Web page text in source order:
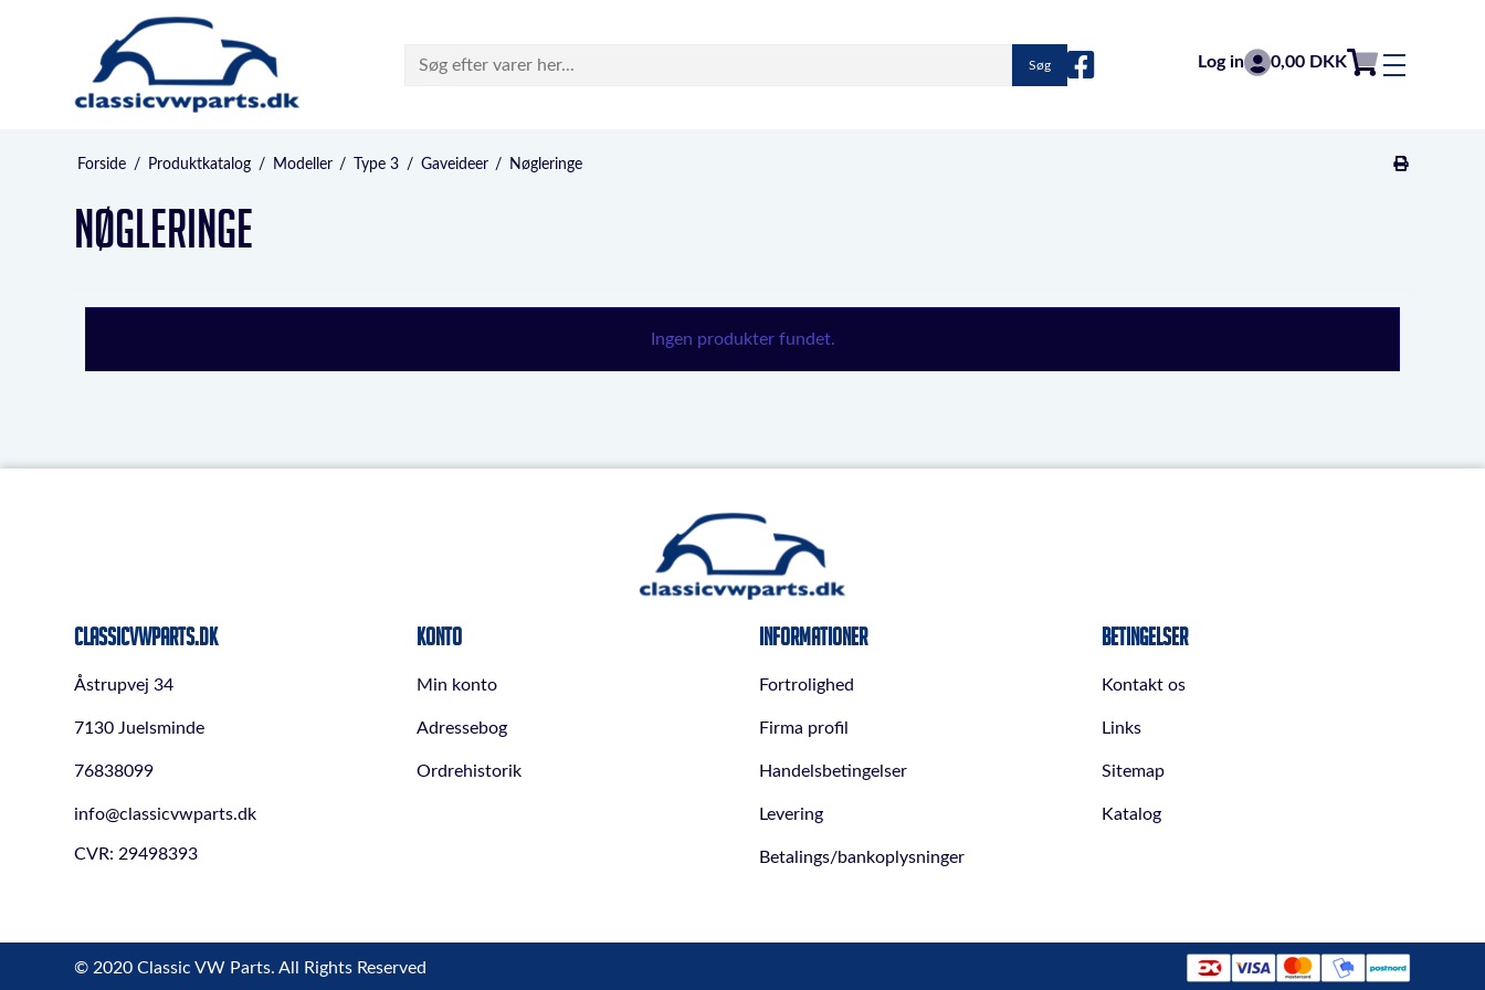
Søg Log in 0,00 DKK
Forside / Produktkatalog / Modeller / Type 3 / Gaveideer / Nøgleringe
Nøgleringe
Ingen produkter fundet.
ClassicVWParts.dk
Åstrupvej 34
7130 Juelsminde
76838099
info@classicvwparts.dk
CVR: 29498393
Konto
Min konto
Adressebog
Ordrehistorik
Informationer
Fortrolighed
Firma profil
Handelsbetingelser
Levering
Betalings/bankoplysninger
Betingelser
Kontakt os
Links
Sitemap
Katalog
© 2020 Classic VW Parts. All Rights Reserved